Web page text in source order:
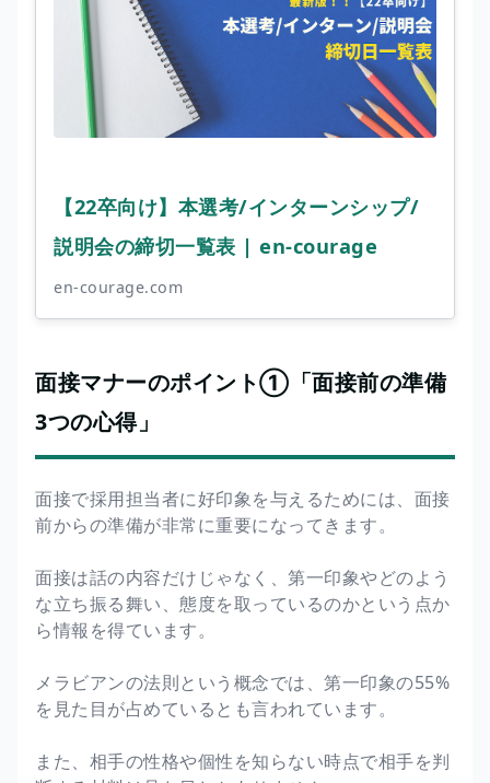
【22卒向け】本選考/インターンシップ/
説明会の締切一覧表 | en-courage
en-courage.com
面接マナーのポイント①「面接前の準備
3つの心得」
面接で採用担当者に好印象を与えるためには、面接
前からの準備が非常に重要になってきます。
面接は話の内容だけじゃなく、第一印象やどのよう
な立ち振る舞い、態度を取っているのかという点か
ら情報を得ています。
メラビアンの法則という概念では、第一印象の55%
を見た目が占めているとも言われています。
また、相手の性格や個性を知らない時点で相手を判